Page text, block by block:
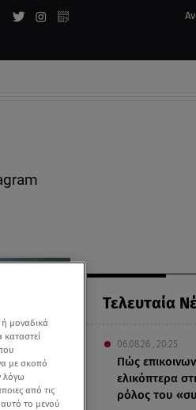
Τελευταία
06.08.26 , 20:25
Πώς
ελικόπτερα
ρόλος του
μοναδικά
με σκοπό
λόγω
από τις
αυτό το μενού